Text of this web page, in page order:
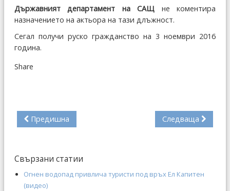
Държавният департамент на САЩ не коментира
назначението на актьора на тази длъжност.
Сегал получи руско гражданство на 3 ноември 2016
година.
Share
Предишна Следваща
Свързани статии
Огнен водопад привлича туристи под връх Ел Капитен
(видео)